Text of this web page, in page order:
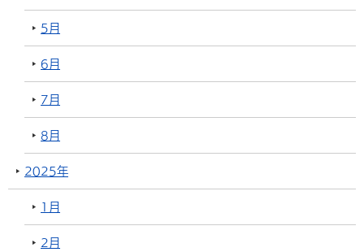
5月
6月
7月
8月
2025年
1月
2月